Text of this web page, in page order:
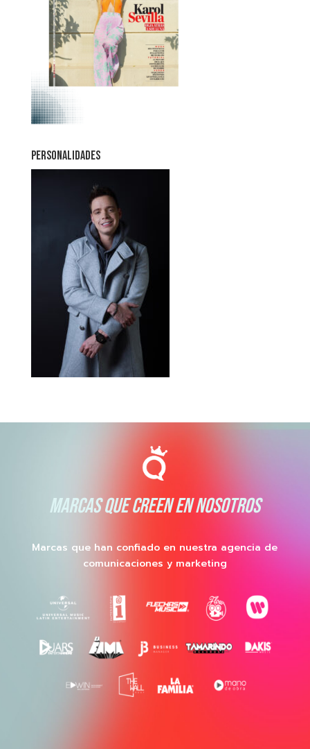
PERSONALIDADES
MARCAS QUE CREEN EN NOSOTROS
Marcas que han confiado en nuestra agencia de
comunicaciones y marketing